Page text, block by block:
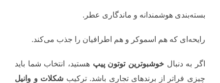
بسته‌بندی هوشمندانه و ماندگاری عطر.
رایحه‌ای که هم اسموکر و هم اطرافیان را جذب می‌کند.
اگر به دنبال خوشبوترین توتون پیپ هستید، انتخاب شما باید
چیزی فراتر از برندهای تجاری باشد. ترکیب شکلات و وانیل